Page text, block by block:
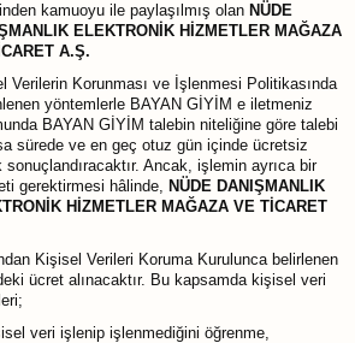
kamuoyu ile paylaşılmış olan NÜDE
ELEKTRONİK HİZMETLER MAĞAZA
A.Ş.
Verilerin Korunması ve İşlenmesi Politikasında
yöntemlerle BAYAN GİYİM e iletmeniz
BAYAN GİYİM talebin niteliğine göre talebi
sürede ve en geç otuz gün içinde ücretsiz
sonuçlandıracaktır. Ancak, işlemin ayrıca bir
gerektirmesi hâlinde, NÜDE DANIŞMANLIK
HİZMETLER MAĞAZA VE TİCARET
Kişisel Verileri Koruma Kurulunca belirlenen
ücret alınacaktır. Bu kapsamda kişisel veri
veri işlenip işlenmediğini öğrenme,